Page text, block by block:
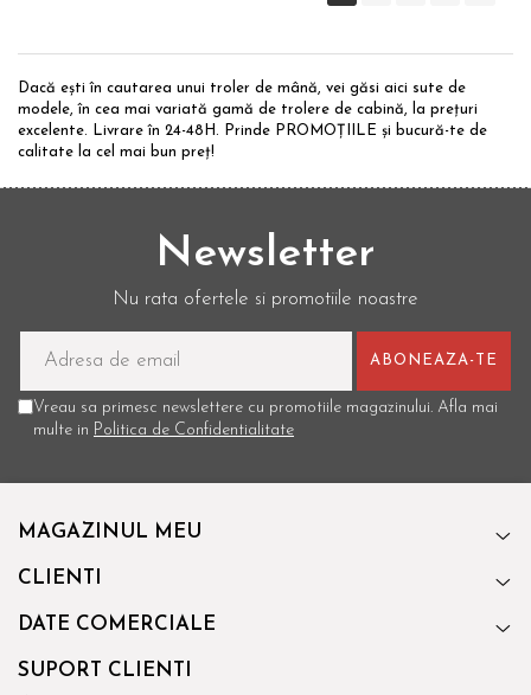
Dacă ești în cautarea unui troler de mână, vei găsi aici sute de
modele, în cea mai variată gamă de trolere de cabină, la prețuri
excelente. Livrare în 24-48H. Prinde PROMOȚIILE și bucură-te de
calitate la cel mai bun preț!
Newsletter
Nu rata ofertele si promotiile noastre
Vreau sa primesc newslettere cu promotiile magazinului. Afla mai
multe in Politica de Confidentialitate
MAGAZINUL MEU
CLIENTI
DATE COMERCIALE
SUPORT CLIENTI